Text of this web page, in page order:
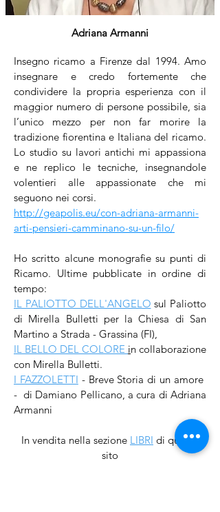
Adriana Armanni
Insegno ricamo a Firenze dal 1994. Amo
insegnare e credo fortemente che
condividere la propria esperienza con il
maggior numero di persone possibile, sia
l’unico mezzo per non far morire la
tradizione fiorentina e Italiana del ricamo.
Lo studio su lavori antichi mi appassiona
e ne replico le tecniche, insegnandole
volentieri alle appassionate che mi
seguono nei corsi.
http://geapolis.eu/con-adriana-armanni-
arti-pensieri-camminano-su-un-filo/
Ho scritto alcune monografie su punti di
Ricamo. Ultime pubblicate in ordine di
tempo:
IL PALIOTTO DELL'ANGELO sul Paliotto
di Mirella Bulletti per la Chiesa di San
Martino a Strada - Grassina (FI),
IL BELLO DEL COLORE in collaborazione
con Mirella Bulletti.
I FAZZOLETTI - Breve Storia di un amore
- di Damiano Pellicano, a cura di Adriana
Armanni
In vendita nella sezione LIBRI di questo
sito